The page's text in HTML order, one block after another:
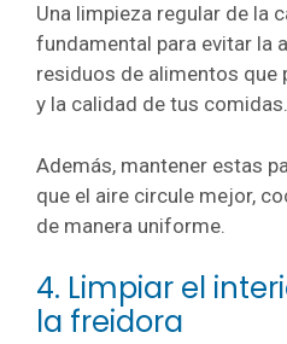
Una limpieza regular de la
fundamental para evitar la
residuos de alimentos que
y la calidad de tus comidas.
Además, mantener estas
que el aire circule mejor,
de manera uniforme.
4. Limpiar el
la freidora